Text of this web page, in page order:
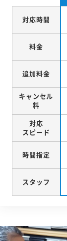
対応時間
料金
追加料金
キャンセル
料
対応
スピード
時間指定
スタッフ